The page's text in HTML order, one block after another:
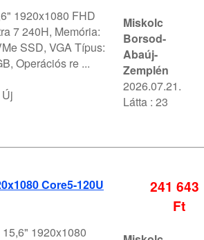
1920x1080 FHD
7 240H, Memória:
SSD, VGA Típus:
Operációs re ...
Új
Miskolc
Borsod-
Abaúj-
Zemplén
2026.07.21.
Látta : 23
Core5-120U
1920x1080
241 643
Ft